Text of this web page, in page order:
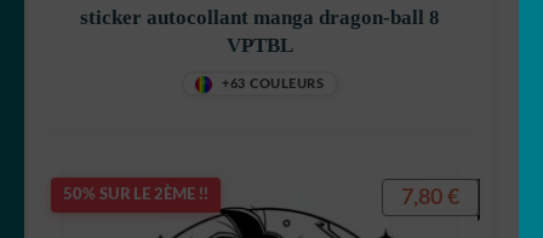
sticker autocollant manga dragon-ball 8
VPTBL
+63 COULEURS
50% SUR LE 2ÈME !! 7,80 €